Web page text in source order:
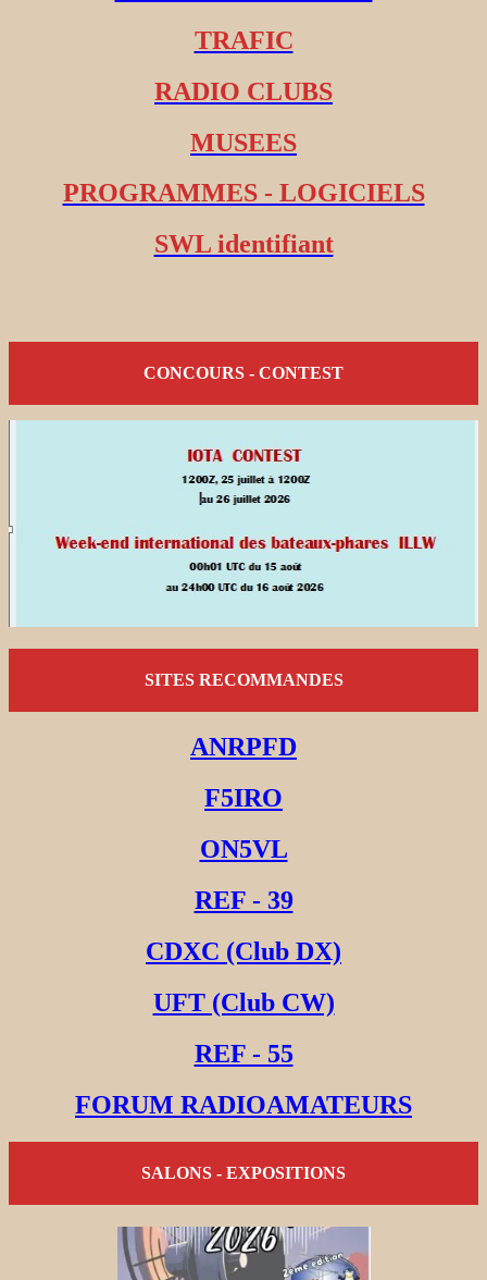
TRAFIC
RADIO CLUBS
MUSEES
PROGRAMMES - LOGICIELS
SWL identifiant
CONCOURS - CONTEST
SITES RECOMMANDES
ANRPFD
F5IRO
ON5VL
REF - 39
CDXC (Club DX)
UFT (Club CW)
REF - 55
FORUM RADIOAMATEURS
SALONS - EXPOSITIONS